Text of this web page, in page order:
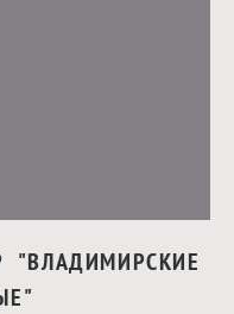
"ВЛАДИМИРСКИЕ